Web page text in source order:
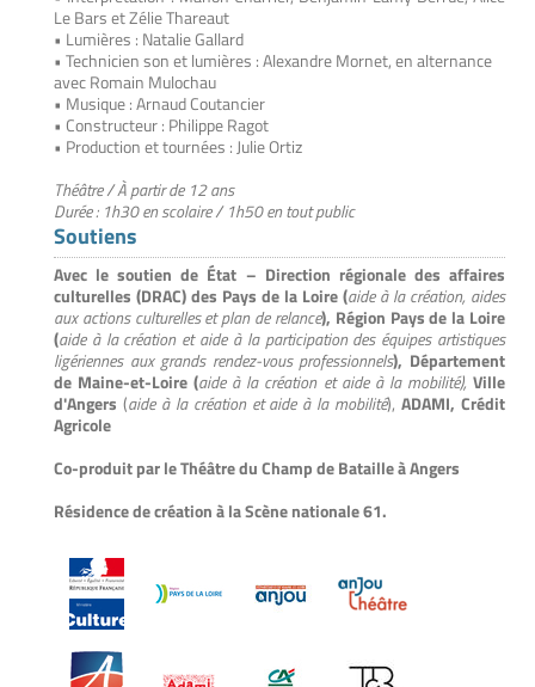
Le Bars et Zélie Thareaut
• Lumières : Natalie Gallard
• Technicien son et lumières : Alexandre Mornet, en alternance
avec Romain Mulochau
• Musique : Arnaud Coutancier
• Constructeur : Philippe Ragot
• Production et tournées : Julie Ortiz
Théâtre / À partir de 12 ans
Durée : 1h30 en scolaire / 1h50 en tout public
Soutiens
Avec le soutien de État – Direction régionale des affaires
culturelles (DRAC) des Pays de la Loire (aide à la création, aides
aux actions culturelles et plan de relance), Région Pays de la Loire
(aide à la création et aide à la participation des équipes artistiques
ligériennes aux grands rendez-vous professionnels), Département
de Maine-et-Loire (aide à la création et aide à la mobilité), Ville
d'Angers (aide à la création et aide à la mobilité),ADAMI, Crédit
Agricole
Co-produit par le Théâtre du Champ de Bataille à Angers
Résidence de création à la Scène nationale 61.